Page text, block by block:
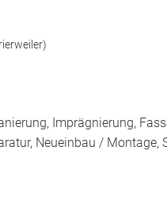
Imprägnierung,
Neueinbau / Montage,